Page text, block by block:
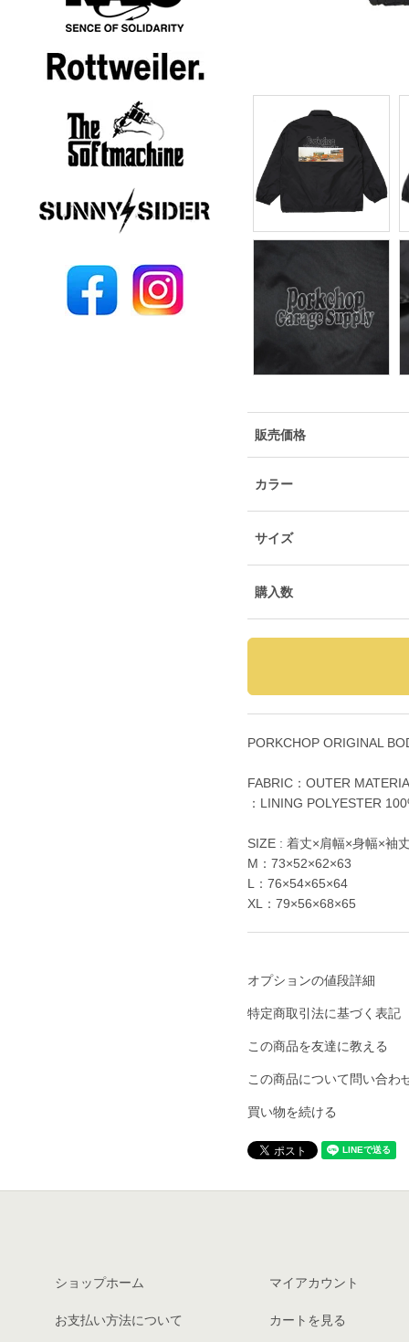
販売価格
カラー
サイズ
購入数
PORKCHOP ORIGINAL
FABRIC：OUTER
：LINING POLYESTER
SIZE : 着丈×肩幅×身幅×袖
M：73×52×62×63
L：76×54×65×64
XL：79×56×68×65
オプションの値段詳細
特定商取引法に基づく表記
この商品を友達に教える
この商品について問い合わ
買い物を続ける
ショップホーム
お支払い方法について
マイアカウント
カートを見る